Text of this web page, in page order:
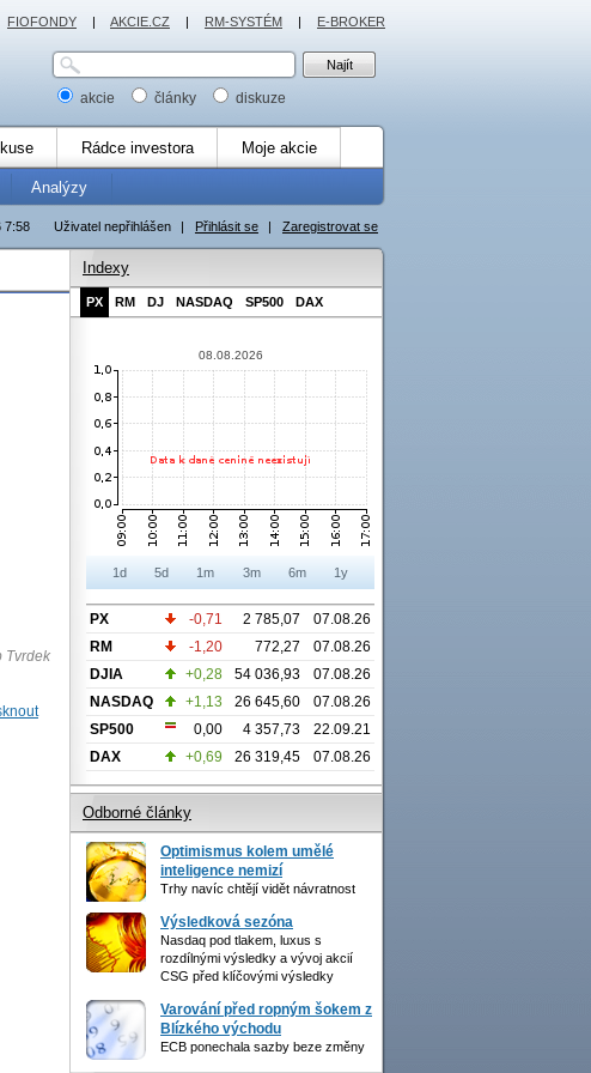
akcie články diskuze
Rádce investora Moje akcie
Analýzy
Uživatel nepřihlášen | Přihlásit se | Zaregistrovat se
7:58
Tvrdek
Indexy
PX RM DJ NASDAQ SP500 DAX
08.08.2026
1d 5d 1m 3m 6m 1y
PX -0,71 2 785,07
07.08.26
RM
-1,20 772,27
07.08.26
DJIA
+0,28 54 036,93
07.08.26
NASDAQ
+1,13 26 645,60
07.08.26
SP500
0,00 4 357,73
22.09.21
DAX
+0,69 26 319,45 07.08.26
Odborné články
Optimismus kolem umělé
inteligence nemizí
Trhy navíc chtějí vidět návratnost
Výsledková sezóna
Nasdaq pod tlakem, luxus s
rozdílnými výsledky a vývoj akcií
CSG před klíčovými výsledky
Varování před ropným šokem z
Blízkého východu
ECB ponechala sazby beze změny
FIOFONDY | AKCIE.CZ | RM-SYSTÉM | E-BROKER